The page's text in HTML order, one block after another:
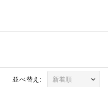
並べ替え: